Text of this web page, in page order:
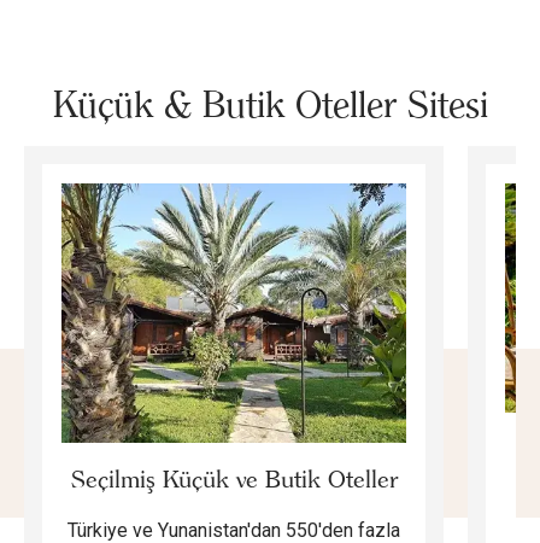
Küçük & Butik Oteller Sitesi
Seçilmiş Küçük ve Butik Oteller
Türkiye ve Yunanistan'dan 550'den fazla